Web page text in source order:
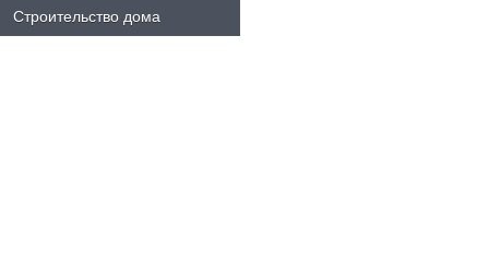
Строительство дома